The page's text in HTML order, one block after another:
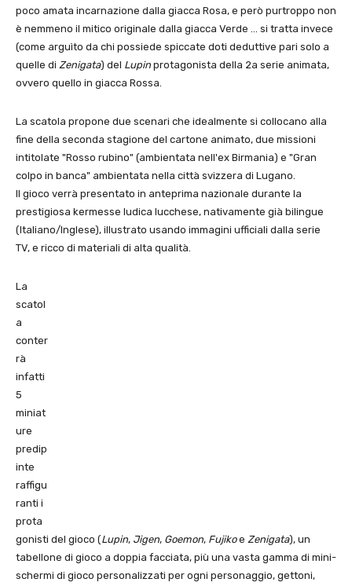
poco amata incarnazione dalla giacca Rosa, e però purtroppo non
è nemmeno il mitico originale dalla giacca Verde … si tratta invece
(come arguìto da chi possiede spiccate doti deduttive pari solo a
quelle di Zenigata) del Lupin protagonista della 2a serie animata,
ovvero quello in giacca Rossa.
La scatola propone due scenari che idealmente si collocano alla
fine della seconda stagione del cartone animato, due missioni
intitolate "Rosso rubino" (ambientata nell'ex Birmania) e "Gran
colpo in banca" ambientata nella città svizzera di Lugano.
Il gioco verrà presentato in anteprima nazionale durante la
prestigiosa kermesse ludica lucchese, nativamente già bilingue
(Italiano/Inglese), illustrato usando immagini ufficiali dalla serie
TV, e ricco di materiali di alta qualità.
La
scatol
a
conter
rà
infatti
5
miniat
ure
predip
inte
raffigu
ranti i
prota
gonisti del gioco (Lupin, Jigen, Goemon, Fujikoe Zenigata), un
tabellone di gioco a doppia facciata, più una vasta gamma di mini-
schermi di gioco personalizzati per ogni personaggio, gettoni,